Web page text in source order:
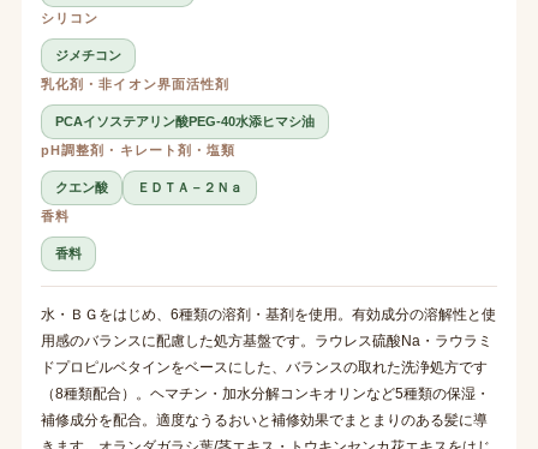
シリコン
ジメチコン
乳化剤・非イオン界面活性剤
PCAイソステアリン酸PEG-40水添ヒマシ油
pH調整剤・キレート剤・塩類
クエン酸
ＥＤＴＡ－２Ｎａ
香料
香料
水・ＢＧをはじめ、6種類の溶剤・基剤を使用。有効成分の溶解性と使
用感のバランスに配慮した処方基盤です。ラウレス硫酸Na・ラウラミ
ドプロピルベタインをベースにした、バランスの取れた洗浄処方です
（8種類配合）。ヘマチン・加水分解コンキオリンなど5種類の保湿・
補修成分を配合。適度なうるおいと補修効果でまとまりのある髪に導